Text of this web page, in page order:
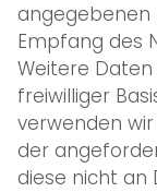
angegebenen
Empfang des
Weitere
freiwilliger
verwenden
der
diese nicht an